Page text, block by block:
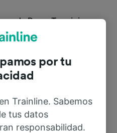
de Roma Termini a
en el sitio adecuado.
simplemente haz
horarios y
de autobús.
viaje empieza con
de más de 170
por tu
Trainline. Sabemos
tus datos
responsabilidad.